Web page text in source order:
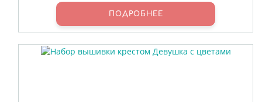
ПОДРОБНЕЕ